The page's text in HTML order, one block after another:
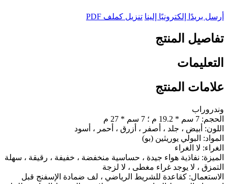
أرسل بريدًا إلكترونيًا إلينا تنزيل كملف PDF
تفاصيل المنتج
التعليمات
علامات المنتج
وندروراب
الحجم: 7 سم * 19.2 م ؛ 7 سم * 27 م
اللون: أبيض ، جلد ، أصفر ، أزرق ، أحمر ، أسود
المواد: البولي يوريثين (بو)
الغراء: لا الغراء
الميزة: نفاذية هواء جيدة ، حساسية منخفضة ، خفيفة ، رقيقة ، سهلة
التمزق ، لا يوجد غراء مغطى ، لا لزجة
الاستعمال: كقاعدة للشريط الرياضي ، لف ضمادة الإسفنج قبل